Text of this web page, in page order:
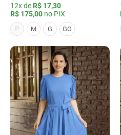
12x de R$ 17,30
R$ 175,00 no PIX
P
M G GG